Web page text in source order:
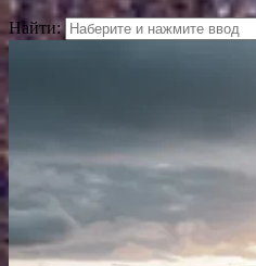
Найти: